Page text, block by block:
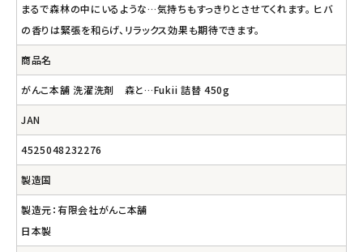
まるで森林の中にいるような…気持ちもすっきりとさせてくれます。 ヒバ
の香りは緊張を和らげ、リラックス効果も期待できます。
商品名
がんこ本舗 洗濯洗剤 森と…Fukii 詰替 450g
JAN
4525048232276
製造国
製造元：有限会社がんこ本舗
日本製